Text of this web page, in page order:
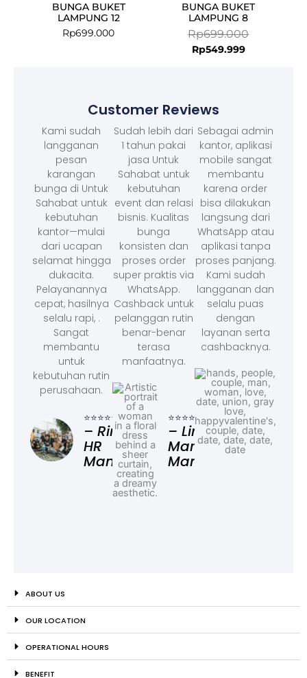
BUNGA BUKET
LAMPUNG 12
Rp699.000
BUNGA BUKET
LAMPUNG 8
Rp699.000
Rp549.999
Customer Reviews
Kami sudah
langganan
pesan
karangan
bunga di Untuk
Sahabat untuk
kebutuhan
kantor—mulai
dari ucapan
selamat hingga
dukacita.
Pelayanannya
cepat, hasilnya
selalu rapi, .
Sangat
membantu
untuk
kebutuhan rutin
perusahaan.
⭐⭐⭐⭐⭐
– Rina,
HR
Manager
Sudah lebih dari
1 tahun pakai
jasa Untuk
Sahabat untuk
kebutuhan
event dan relasi
bisnis. Kualitas
bunga
konsisten dan
proses order
super praktis via
WhatsApp.
Cashback untuk
pelanggan rutin
benar-benar
terasa
manfaatnya.
⭐⭐⭐⭐⭐
– Linda,
Marketing
Manager
Sebagai admin
kantor, aplikasi
mobile sangat
membantu
karena order
bisa dilakukan
langsung dari
WhatsApp atau
aplikasi tanpa
proses panjang.
Kami sudah
langganan dan
selalu puas
dengan
layanan serta
cashbacknya.
ABOUT US
OUR LOCATION
OPERATIONAL HOURS
BENEFIT